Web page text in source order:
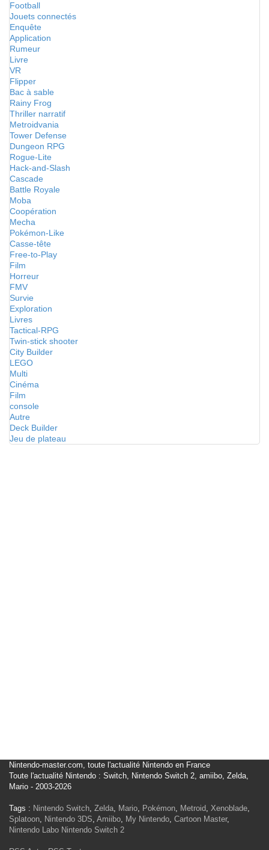
Football
Jouets connectés
Enquête
Application
Rumeur
Livre
VR
Flipper
Bac à sable
Rainy Frog
Thriller narratif
Metroidvania
Tower Defense
Dungeon RPG
Rogue-Lite
Hack-and-Slash
Cascade
Battle Royale
Moba
Coopération
Mecha
Pokémon-Like
Casse-tête
Free-to-Play
Film
Horreur
FMV
Survie
Exploration
Livres
Tactical-RPG
Twin-stick shooter
City Builder
LEGO
Multi
Cinéma
Film
console
Autre
Deck Builder
Jeu de plateau
Nintendo-master.com, toute l'actualité Nintendo en France
Toute l'actualité Nintendo : Switch, Nintendo Switch 2, amiibo, Zelda,
Mario - 2003-2026
Tags : Nintendo Switch, Zelda, Mario, Pokémon, Metroid, Xenoblade,
Splatoon, Nintendo 3DS, Amiibo, My Nintendo, Cartoon Master,
Nintendo Labo Nintendo Switch 2